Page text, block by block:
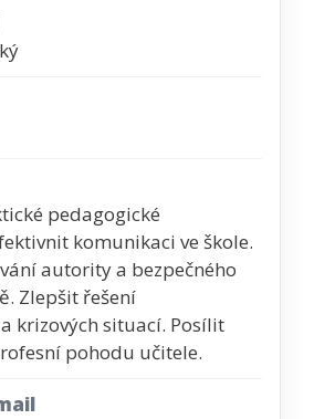
pedagogické
komunikaci ve škole.
autority a bezpečného
Zlepšit řešení
krizových situací. Posílit
pohodu učitele.